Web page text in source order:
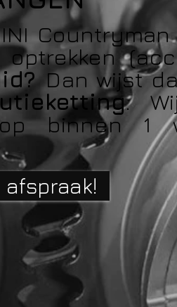
Dan wijst
.
binnen 1
afspraak!